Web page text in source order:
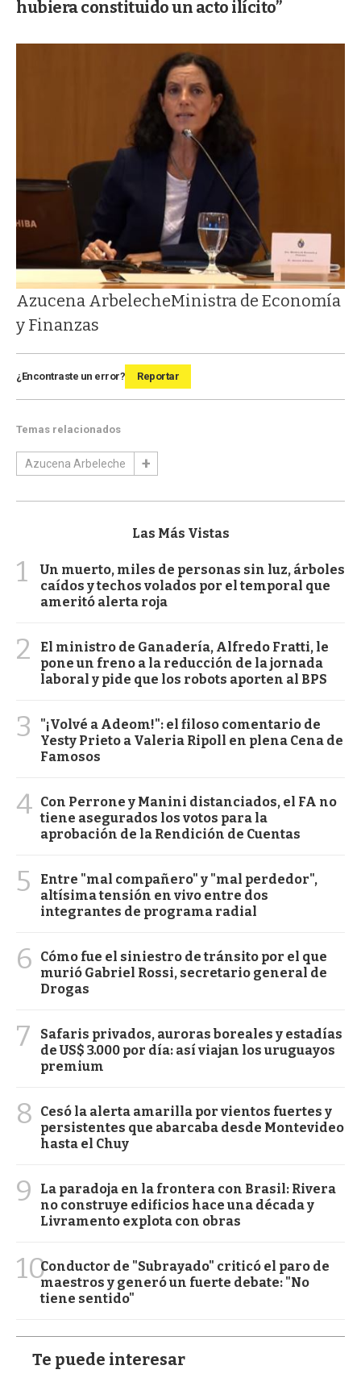
hubiera constituido un acto ilícito”
Azucena ArbelecheMinistra de Economía
y Finanzas
¿Encontraste un error? Reportar
Temas relacionados
Azucena Arbeleche
Las Más Vistas
1
Un muerto, miles de personas sin luz, árboles
caídos y techos volados por el temporal que
ameritó alerta roja
2
El ministro de Ganadería, Alfredo Fratti, le
pone un freno a la reducción de la jornada
laboral y pide que los robots aporten al BPS
3
"¡Volvé a Adeom!": el filoso comentario de
Yesty Prieto a Valeria Ripoll en plena Cena de
Famosos
4 Con Perrone y Manini distanciados, el FA no
tiene asegurados los votos para la
aprobación de la Rendición de Cuentas
5
Entre "mal compañero" y "mal perdedor",
altísima tensión en vivo entre dos
integrantes de programa radial
6
Cómo fue el siniestro de tránsito por el que
murió Gabriel Rossi, secretario general de
Drogas
7
Safaris privados, auroras boreales y estadías
de US$ 3.000 por día: así viajan los uruguayos
premium
8
Cesó la alerta amarilla por vientos fuertes y
persistentes que abarcaba desde Montevideo
hasta el Chuy
9
La paradoja en la frontera con Brasil: Rivera
no construye edificios hace una década y
Livramento explota con obras
10Conductor de "Subrayado" criticó el paro de
maestros y generó un fuerte debate: "No
tiene sentido"
Te puede interesar